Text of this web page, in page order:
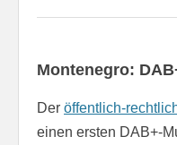
Montenegro:
Der öffentlich-
einen ersten DAB+-